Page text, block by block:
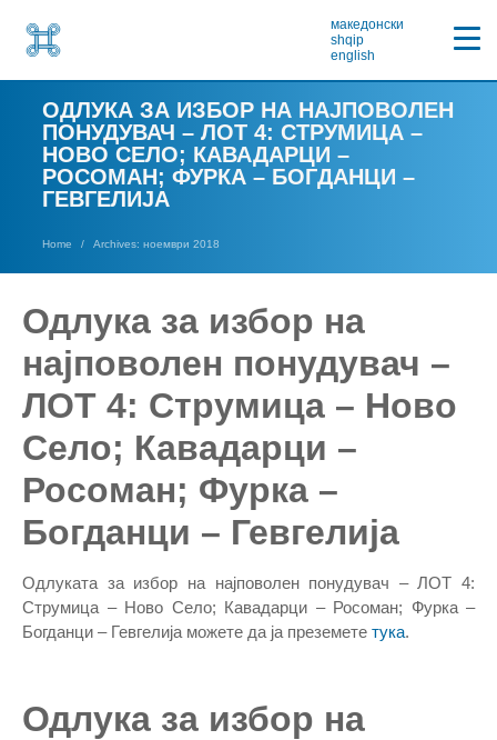
македонски
shqip
english
ОДЛУКА ЗА ИЗБОР НА НАЈПОВОЛЕН
ПОНУДУВАЧ – ЛОТ 4: СТРУМИЦА –
НОВО СЕЛО; КАВАДАРЦИ –
РОСОМАН; ФУРКА – БОГДАНЦИ –
ГЕВГЕЛИЈА
Home Archives: ноември 2018
Одлука за избор на
најповолен понудувач –
ЛОТ 4: Струмица – Ново
Село; Кавадарци –
Росоман; Фурка –
Богданци – Гевгелија
Одлуката за избор на најповолен понудувач – ЛОТ 4:
Струмица – Ново Село; Кавадарци – Росоман; Фурка –
Богданци – Гевгелија можете да ја преземете тука.
Одлука за избор на